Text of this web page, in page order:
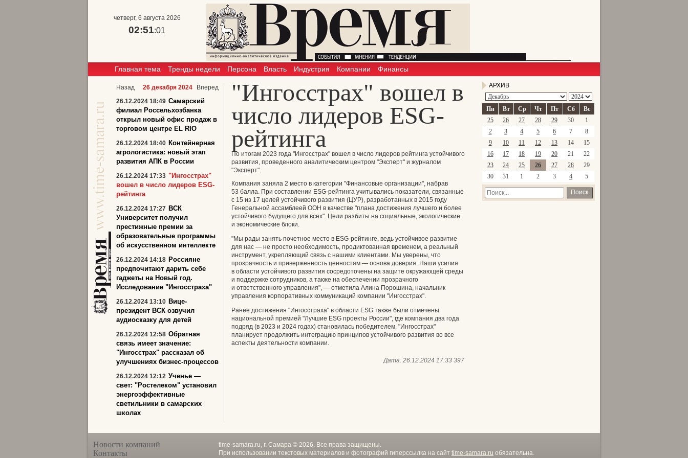
четверг, 6 августа 2026
02:51:01
Главная тема Тренды недели Персона Власть Индустрия Компании Финансы
"Ингосстрах" вошел в
число лидеров ESG-
рейтинга
По итогам 2023 года "Ингосстрах" вошел в число лидеров рейтинга устойчивого
развития, проведенного аналитическим центром "Эксперт" и журналом
"Эксперт".
Компания заняла 2 место в категории "Финансовые организации", набрав
53 балла. При составлении ESG-рейтинга учитывались показатели, связанные
с 15 из 17 целей устойчивого развития (ЦУР), разработанных в 2015 году
Генеральной ассамблеей ООН в качестве "плана достижения лучшего и более
устойчивого будущего для всех". Цели разбиты на социальные, экологические
и экономические блоки.
"Мы рады занять почетное место в ESG-рейтинге, ведь устойчивое развитие
для нас — не просто необходимость, продиктованная временем, а реальный
инструмент, укрепляющий связь с нашими клиентами. Мы уверены, что
прозрачность и приверженность ценностям — основа доверия. Наши усилия
в области устойчивого развития сосредоточены на защите окружающей среды
и поддержке сотрудников, а также на обеспечении прозрачного
и ответственного управления", — отметила Алина Порошина, начальник
управления корпоративных коммуникаций компании "Ингосстрах".
Ранее достижения "Ингосстраха" в области ESG также были отмечены
национальной премией "Лучшие ESG проекты России", где компания два года
подряд (в 2023 и 2024 годах) становилась победителем. "Ингосстрах"
планирует продолжить интеграцию принципов устойчивого развития во все
аспекты деятельности компании.
Дата: 26.12.2024 17:33 397
Назад 26 декабря 2024
Вперед
26.12.2024 18:49 Самарский
филиал Россельхозбанка
открыл новый офис продаж в
торговом центре EL RIO
26.12.2024 18:40 Контейнерная
агрологистика: новый этап
развития АПК в России
26.12.2024 17:33 "Ингосстрах"
вошел в число лидеров ESG-
рейтинга
26.12.2024 17:27 ВСК
Университет получил
престижные премии за
образовательные программы
об искусственном интеллекте
26.12.2024 14:18 Россияне
предпочитают дарить себе
гаджеты на Новый год.
Исследование "Ингосстраха"
26.12.2024 13:10 Вице-
президент ВСК озвучил
аудиосказку для детей
26.12.2024 12:58 Обратная
связь имеет значение:
"Ингосстрах" рассказал об
улучшениях бизнес-процессов
26.12.2024 12:12 Ученье —
свет: "Ростелеком" установил
энергоэффективные
светильники в самарских
школах
АРХИВ
Пн Вт Ср Чт Пт Сб
Вс
25
26 27 28 29 30
1
2
3 4 5 6 7
8
9
10 11 12 13 14
15
16
17 18 19 20 21
22
23
24 25 26 27 28
29
30
31 1 2 3 4 5
Поиск
Новости компаний
Контакты
time-samara.ru, г. Самара © 2026. Все права защищены.
При использовании текстовых материалов и фотографий гиперссылка на сайт time-samara.ru обязательна.